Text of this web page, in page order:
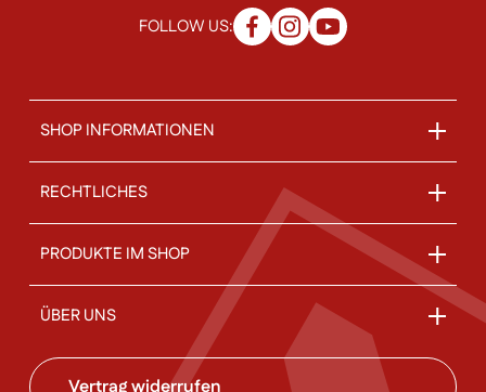
FOLLOW US:
SHOP INFORMATIONEN
RECHTLICHES
PRODUKTE IM SHOP
ÜBER UNS